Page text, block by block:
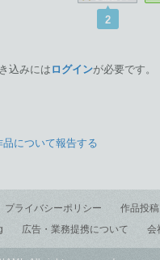
2
込みにはログインが必要です。
品について報告する
プライバシーポリシー 作品投
広告・業務提携について 会